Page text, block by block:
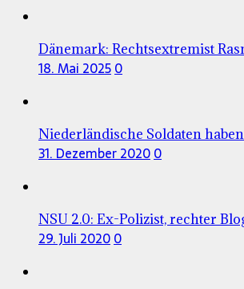
Dänemark: Rechtsextremist
18. Mai 20250
Niederländische Soldaten
31. Dezember 20200
NSU 2.0: Ex-Polizist, rechter
29. Juli 20200